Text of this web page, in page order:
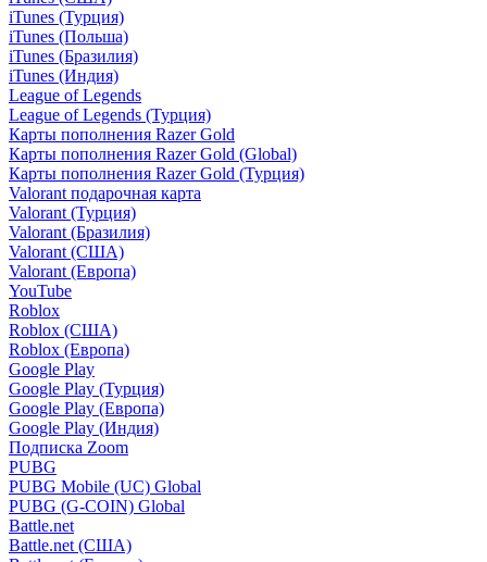
iTunes (Турция)
iTunes (Польша)
iTunes (Бразилия)
iTunes (Индия)
League of Legends
League of Legends (Турция)
Карты пополнения Razer Gold
Карты пополнения Razer Gold (Global)
Карты пополнения Razer Gold (Турция)
Valorant подарочная карта
Valorant (Турция)
Valorant (Бразилия)
Valorant (США)
Valorant (Европа)
YouTube
Roblox
Roblox (США)
Roblox (Европа)
Google Play
Google Play (Турция)
Google Play (Европа)
Google Play (Индия)
Подписка Zoom
PUBG
PUBG Mobile (UC) Global
PUBG (G-COIN) Global
Battle.net
Battle.net (США)